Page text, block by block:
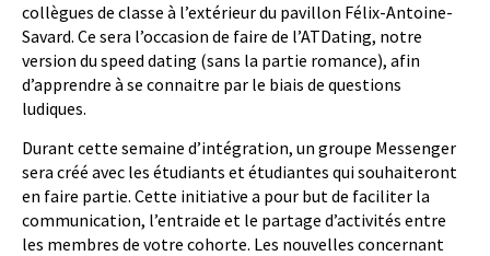
collègues de classe à l’extérieur du pavillon Félix-Antoine-
Savard. Ce sera l’occasion de faire de l’ATDating, notre
version du speed dating (sans la partie romance), afin
d’apprendre à se connaitre par le biais de questions
ludiques.
Durant cette semaine d’intégration, un groupe Messenger
sera créé avec les étudiants et étudiantes qui souhaiteront
en faire partie. Cette initiative a pour but de faciliter la
communication, l’entraide et le partage d’activités entre
les membres de votre cohorte. Les nouvelles concernant